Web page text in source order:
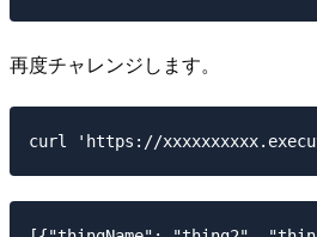
再度チャレンジします。